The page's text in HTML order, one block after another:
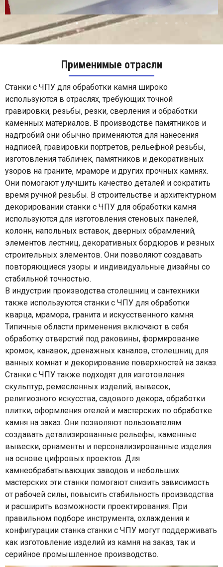
Бумажный
Применимые отрасли
Станки с ЧПУ для обработки камня широко
используются в отраслях, требующих точной
гравировки, резьбы, резки, сверления и обработки
каменных материалов. В производстве памятников и
надгробий они обычно применяются для нанесения
надписей, гравировки портретов, рельефной резьбы,
изготовления табличек, памятников и декоративных
узоров на граните, мраморе и других прочных камнях.
Они помогают улучшить качество деталей и сократить
время ручной резьбы. В строительстве и архитектурном
декорировании станки с ЧПУ для обработки камня
используются для изготовления стеновых панелей,
колонн, напольных вставок, дверных обрамлений,
элементов лестниц, декоративных бордюров и резных
строительных элементов. Они позволяют создавать
повторяющиеся узоры и индивидуальные дизайны со
стабильной точностью.
В индустрии производства столешниц и сантехники
также используются станки с ЧПУ для обработки
кварца, мрамора, гранита и искусственного камня.
Типичные области применения включают в себя
обработку отверстий под раковины, формирование
кромок, канавок, дренажных каналов, столешниц для
ванных комнат и декорирование поверхностей на заказ.
Станки с ЧПУ также подходят для изготовления
скульптур, ремесленных изделий, вывесок,
религиозного искусства, садового декора, обработки
плитки, оформления отелей и мастерских по обработке
камня на заказ. Они позволяют пользователям
создавать детализированные рельефы, каменные
вывески, орнаменты и персонализированные изделия
на основе цифровых проектов. Для
камнеобрабатывающих заводов и небольших
мастерских эти станки помогают снизить зависимость
от рабочей силы, повысить стабильность производства
и расширить возможности проектирования. При
правильном подборе инструмента, охлаждения и
конфигурации станка станки с ЧПУ могут поддерживать
как изготовление изделий из камня на заказ, так и
серийное промышленное производство.